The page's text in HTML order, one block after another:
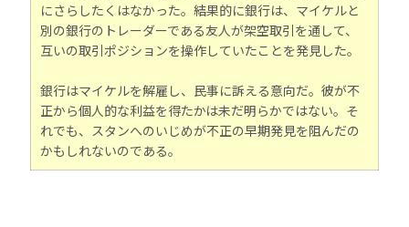
にさらしたくはなかった。結果的に銀行は、マイケルと
別の銀行のトレーダーである友人が架空取引を通して、
互いの取引ポジションを操作していたことを発見した。
銀行はマイケルを解雇し、民事に訴える意向だ。彼が不
正から個人的な利益を得たかは未だ明らかではない。そ
れでも、スタンへのいじめが不正の早期発見を阻んだの
かもしれないのである。